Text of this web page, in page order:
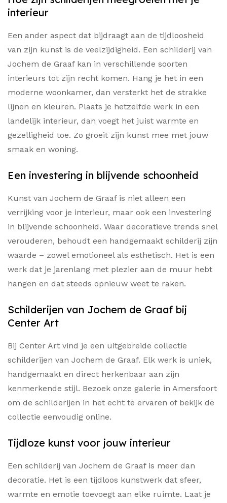
interieur
Een ander aspect dat bijdraagt aan de tijdloosheid
van zijn kunst is de veelzijdigheid. Een schilderij van
Jochem de Graaf kan in verschillende soorten
interieurs tot zijn recht komen. Hang je het in een
moderne woonkamer, dan versterkt het de strakke
lijnen en kleuren. Plaats je hetzelfde werk in een
landelijk interieur, dan voegt het juist warmte en
gezelligheid toe. Zo groeit zijn kunst mee met jouw
smaak en woning.
Een investering in blijvende schoonheid
Kunst van Jochem de Graaf is niet alleen een
verrijking voor je interieur, maar ook een investering
in blijvende schoonheid. Waar decoratieve trends snel
verouderen, behoudt een handgemaakt schilderij zijn
waarde – zowel emotioneel als esthetisch. Het is een
werk dat je jarenlang met plezier aan de muur hebt
hangen en dat steeds opnieuw weet te raken.
Schilderijen van Jochem de Graaf bij
Center Art
Bij Center Art vind je een uitgebreide collectie
schilderijen van Jochem de Graaf. Elk werk is uniek,
handgemaakt en direct herkenbaar aan zijn
kenmerkende stijl. Bezoek onze galerie in Amersfoort
om de schilderijen in het echt te ervaren of bekijk de
collectie eenvoudig online.
Tijdloze kunst voor jouw interieur
Een schilderij van Jochem de Graaf is meer dan
decoratie. Het is een tijdloos kunstwerk dat sfeer,
warmte en emotie toevoegt aan elke ruimte. Laat je